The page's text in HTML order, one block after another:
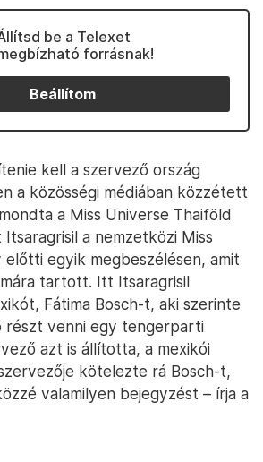
be a Telexet
forrásnak!
Beállítom
kell a szervező ország
a közösségi médiában közzétett
a Miss Universe Thaiföld
a nemzetközi Miss
egyik megbeszélésen, amit
tartott. Itt Itsaragrisil
Fátima Bosch-t, aki szerinte
részt venni egy tengerparti
azt is állította, a mexikói
kötelezte rá Bosch-t,
valamilyen bejegyzést – írja a